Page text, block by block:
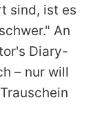
sind, ist es
An
Diary-
– nur will